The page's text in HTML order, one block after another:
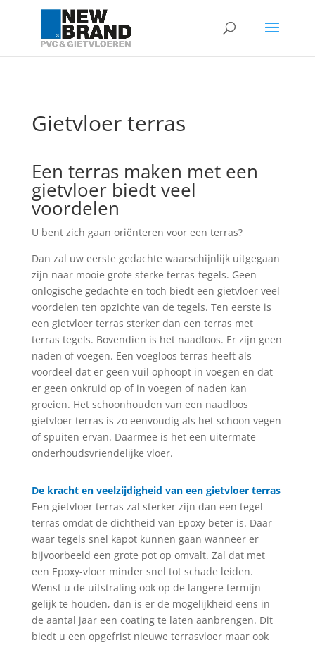
Gietvloer terras
Een terras maken met een
gietvloer biedt veel
voordelen
U bent zich gaan oriënteren voor een terras?
Dan zal uw eerste gedachte waarschijnlijk uitgegaan
zijn naar mooie grote sterke terras-tegels. Geen
onlogische gedachte en toch biedt een gietvloer veel
voordelen ten opzichte van de tegels. Ten eerste is
een gietvloer terras sterker dan een terras met
terras tegels. Bovendien is het naadloos. Er zijn geen
naden of voegen. Een voegloos terras heeft als
voordeel dat er geen vuil ophoopt in voegen en dat
er geen onkruid op of in voegen of naden kan
groeien. Het schoonhouden van een naadloos
gietvloer terras is zo eenvoudig als het schoon vegen
of spuiten ervan. Daarmee is het een uitermate
onderhoudsvriendelijke vloer.
De kracht en veelzijdigheid van een gietvloer terras
Een gietvloer terras zal sterker zijn dan een tegel
terras omdat de dichtheid van Epoxy beter is. Daar
waar tegels snel kapot kunnen gaan wanneer er
bijvoorbeeld een grote pot op omvalt. Zal dat met
een Epoxy-vloer minder snel tot schade leiden.
Wenst u de uitstraling ook op de langere termijn
gelijk te houden, dan is er de mogelijkheid eens in
de aantal jaar een coating te laten aanbrengen. Dit
biedt u een opgefrist nieuwe terrasvloer maar ook